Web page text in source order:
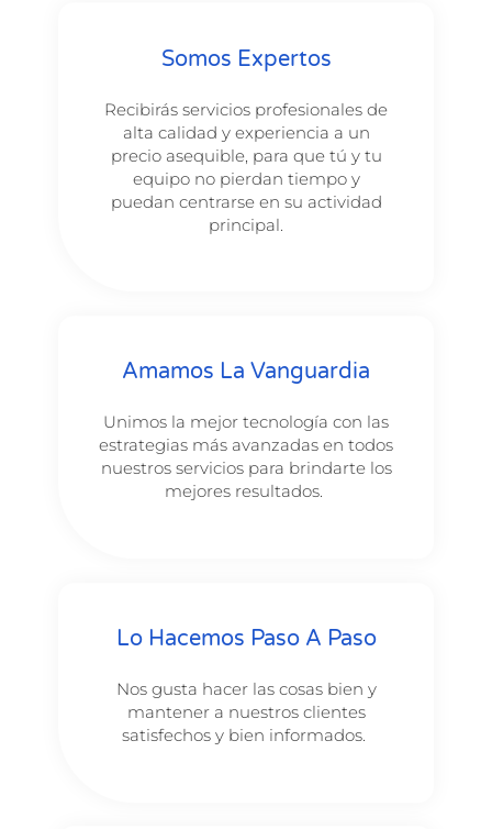
Somos Expertos
Recibirás servicios profesionales de
alta calidad y experiencia a un
precio asequible, para que tú y tu
equipo no pierdan tiempo y
puedan centrarse en su actividad
principal.
Amamos La Vanguardia
Unimos la mejor tecnología con las
estrategias más avanzadas en todos
nuestros servicios para brindarte los
mejores resultados.
Lo Hacemos Paso A Paso
Nos gusta hacer las cosas bien y
mantener a nuestros clientes
satisfechos y bien informados.